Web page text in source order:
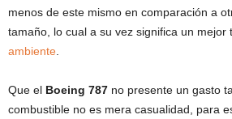
menos de este mismo en comparación a
tamaño, lo cual a su vez significa un mejor
ambiente
Que el Boeing 787 no presente un gasto
combustible no es mera casualidad, para